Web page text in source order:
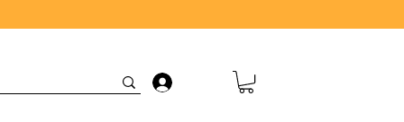
Connexion